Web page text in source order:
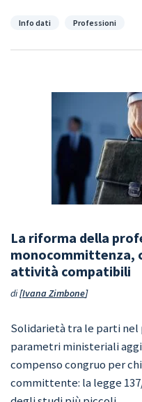
Categorie
Info dati Professioni
La riforma della
monocommittenza,
attività compatibili
di Ivana Zimbone
Solidarietà tra le parti
parametri ministeriali
compenso congruo per
committente: la legge